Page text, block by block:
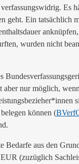
verfassungswidrig. Es
geht. Ein tatsächlich
wurden nicht
nur möglich,
können (
Bedarfe aus den
(zuzüglich